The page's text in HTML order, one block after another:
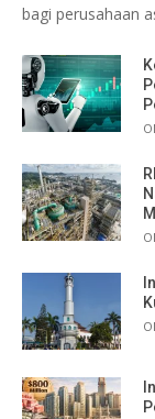
bagi perusahaan